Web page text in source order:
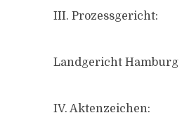
III. Prozessgericht:
Landgericht Hamburg
IV. Aktenzeichen: